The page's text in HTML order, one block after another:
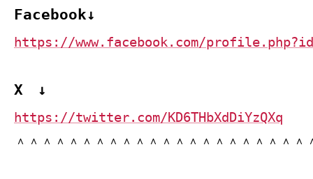
Facebook↓
https://www.facebook.com/
X ↓
https://twitter.com/KD6THbXdDiYzQXq
＾＾＾＾＾＾＾＾＾＾＾＾＾＾＾＾＾＾＾＾＾